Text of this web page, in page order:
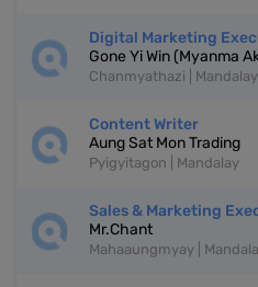
Digital Marketing
Gone Yi Win (Myanma
Chanmyathazi | Mandalay
Content Writer
Aung Sat Mon Trading
Pyigyitagon | Mandalay
Sales & Marketing
Mr.Chant
Mahaaungmyay |